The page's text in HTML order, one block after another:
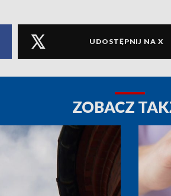
UDOSTĘPNIJ NA X
ZOBACZ